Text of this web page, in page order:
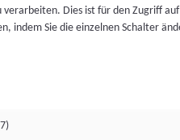
verarbeiten. Dies ist für den Zugriff
indem Sie die einzelnen Schalter